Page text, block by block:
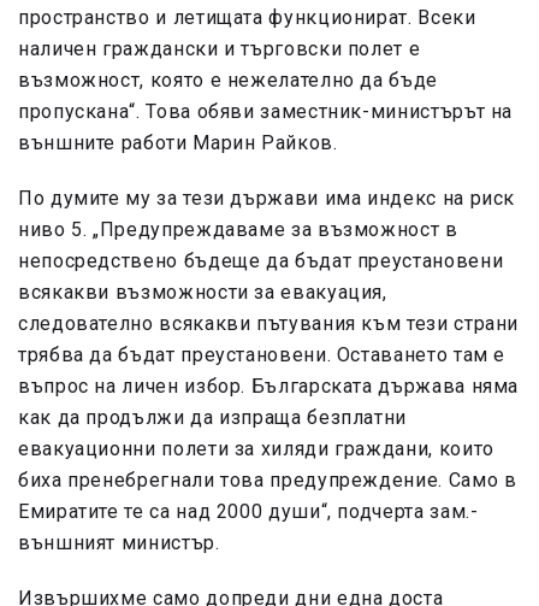
пространство и летищата функционират. Всеки
наличен граждански и търговски полет е
възможност, която е нежелателно да бъде
пропускана“. Това обяви заместник-министърът на
външните работи Марин Райков.
По думите му за тези държави има индекс на риск
ниво 5. „Предупреждаваме за възможност в
непосредствено бъдеще да бъдат преустановени
всякакви възможности за евакуация,
следователно всякакви пътувания към тези страни
трябва да бъдат преустановени. Оставането там е
въпрос на личен избор. Българската държава няма
как да продължи да изпраща безплатни
евакуационни полети за хиляди граждани, които
биха пренебрегнали това предупреждение. Само в
Емиратите те са над 2000 души“, подчерта зам.-
външният министър.
Извършихме само допреди дни една доста